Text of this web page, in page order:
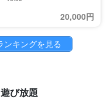
20,000円
ンキングを見る
び放題